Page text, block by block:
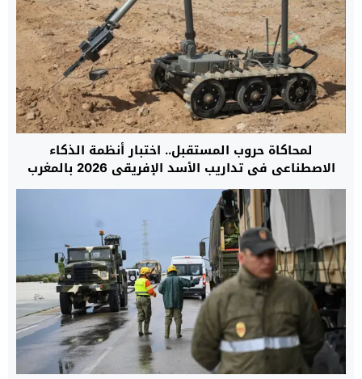
لمحاكاة حروب المستقبل.. اختبار أنظمة الذكاء
الاصطناعي في تداريب الأسد الإفريقي 2026 بالمغرب
لأول مرة